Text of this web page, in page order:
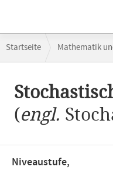
Navigation
Startseite Mathematik
(engl.
Niveaustufe,